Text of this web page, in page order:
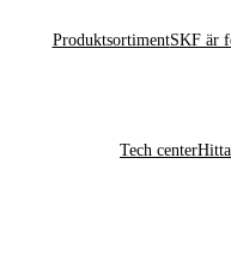
ProduktsortimentSKF är
Tech center